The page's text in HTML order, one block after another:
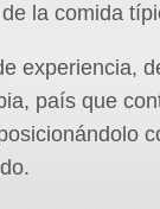
la comida
experiencia,
país que